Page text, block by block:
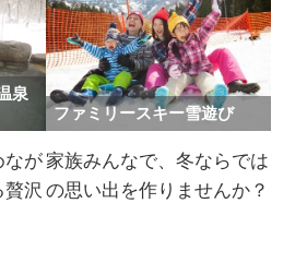
泉
なが
贅沢
ファミリースキー雪遊び
家族みんなで、冬ならでは
の思い出を作りませんか？​